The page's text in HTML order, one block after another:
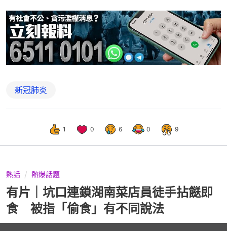
新冠肺炎
1 0 6 0 9
熱話 熱爆話題
有片｜坑口連鎖湖南菜店員徒手拈餸即
食 被指「偷食」有不同說法